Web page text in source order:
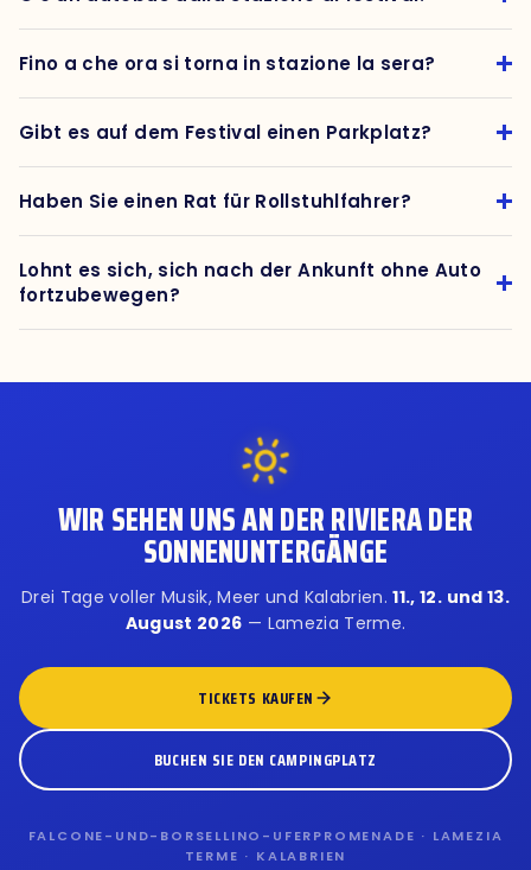
Fino a che ora si torna in stazione la sera?
Gibt es auf dem Festival einen Parkplatz?
Haben Sie einen Rat für Rollstuhlfahrer?
Lohnt es sich, sich nach der Ankunft ohne Auto
fortzubewegen?
WIR SEHEN UNS AN DER RIVIERA DER
SONNENUNTERGÄNGE
Drei Tage voller Musik, Meer und Kalabrien.11., 12. und 13.
August 2026 — Lamezia Terme.
TICKETS KAUFEN
BUCHEN SIE DEN CAMPINGPLATZ
FALCONE-UND-BORSELLINO-UFERPROMENADE · LAMEZIA
TERME · KALABRIEN